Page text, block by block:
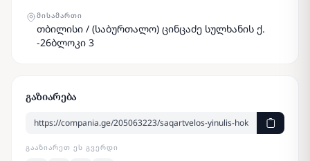
ᲛᲘᲡᲐᲛᲐᲠᲗᲘ
თბილისი / (საბურთალო) ცინცაძე სულხანის ქ.
-26ბლოკი 3
გაზიარება
ᲒᲐᲐᲖᲘᲐᲠᲔᲗ ᲔᲡ ᲒᲕᲔᲠᲓᲘ